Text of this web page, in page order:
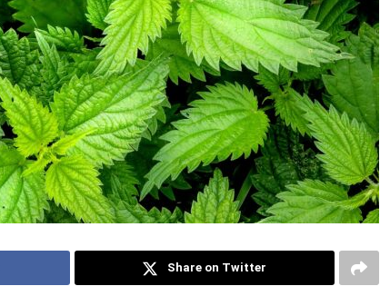
Share on Twitter